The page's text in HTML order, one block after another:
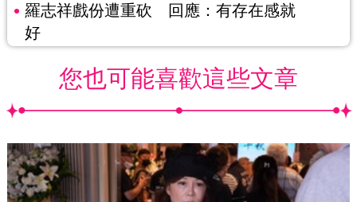
羅志祥戲份遭重砍 回應：有存在感就
好
您也可能喜歡這些文章